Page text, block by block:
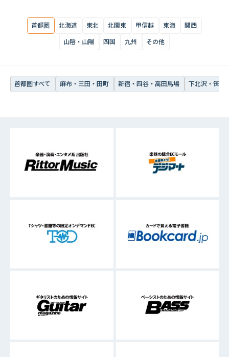
首都圏 北海道 東北 北関東 甲信越 東海
関西
山陰・山陽
四国 九州 その他
首都圏すべて 麻布・三田・田町 新宿・四谷・高田馬場 下北沢・笹塚